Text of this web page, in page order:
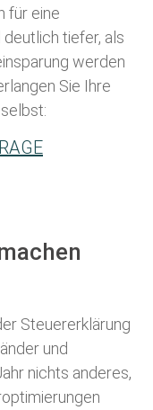
für eine
tiefer, als
werden
Sie Ihre
Steuererklärung
und
nichts anderes,